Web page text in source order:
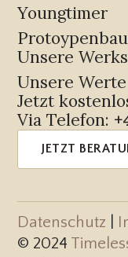
Youngtimer
Protoypenbau
Unsere
Unsere Werte
Jetzt
Via Telefon:
JETZT
Datenschutz
© 2024